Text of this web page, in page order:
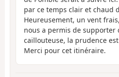
par ce temps clair et chaud
Heureusement, un vent
nous a permis de supporter
caillouteuse, la prudence
Merci pour cet itinéraire.